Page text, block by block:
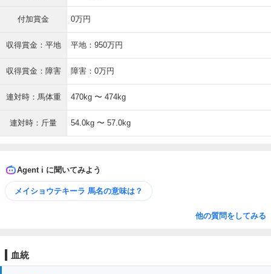
付加賞金 0万円
収得賞金：平地 平地：950万円
収得賞金：障害 障害：0万円
連対時：馬体重 470kg 〜 474kg
連対時：斤量 54.0kg 〜 57.0kg
Agent i に聞いてみよう
メイショウテキーラ 馬名の意味は？
他の質問をしてみる
血統